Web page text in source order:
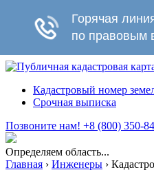
Кадастровый номер
Срочная выписка
Позвоните нам! +8 (800) 350-
Определяем область...
Главная › Инженеры ›